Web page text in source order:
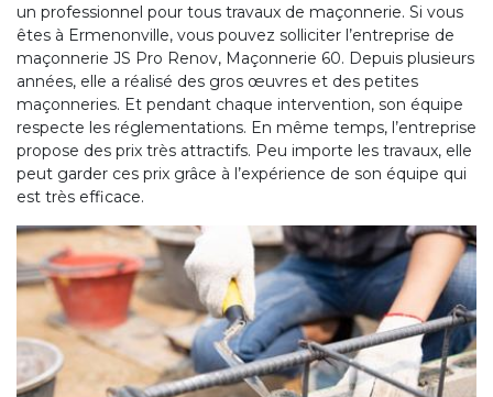
un professionnel pour tous travaux de maçonnerie. Si vous
êtes à Ermenonville, vous pouvez solliciter l’entreprise de
maçonnerie JS Pro Renov, Maçonnerie 60. Depuis plusieurs
années, elle a réalisé des gros œuvres et des petites
maçonneries. Et pendant chaque intervention, son équipe
respecte les réglementations. En même temps, l’entreprise
propose des prix très attractifs. Peu importe les travaux, elle
peut garder ces prix grâce à l’expérience de son équipe qui
est très efficace.